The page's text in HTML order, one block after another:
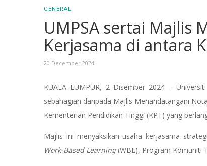
GENERAL
UMPSA sertai Majlis
Kerjasama di antara
20 December 2024
KUALA LUMPUR, 2 Disember 2024 –
sebahagian daripada Majlis Menandatangani
Kementerian Pendidikan Tinggi (KPT) yang
Majlis ini menyaksikan usaha kerjasama
Work-Based Learning(WBL), Program Komuniti